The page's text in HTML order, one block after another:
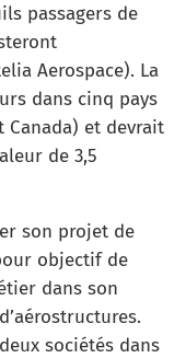
passagers de
Aerospace). La
dans cinq pays
Canada) et devrait
de 3,5
son projet de
objectif de
dans son
sociétés dans